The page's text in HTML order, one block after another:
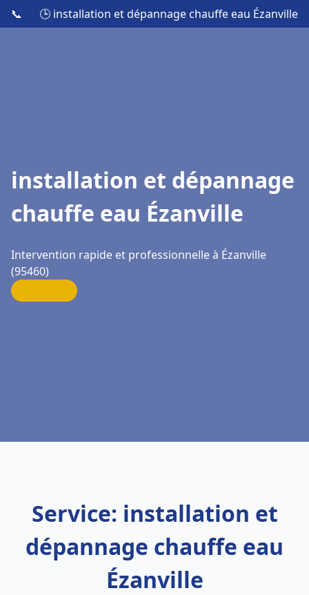
📞 🕒 installation et dépannage chauffe eau Ézanville
installation et dépannage
chauffe eau Ézanville
Intervention rapide et professionnelle à Ézanville
(95460)
Service: installation et
dépannage chauffe eau
Ézanville